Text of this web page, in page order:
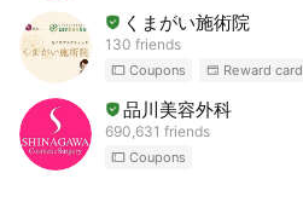
くまがい施術院
130 friends
Coupons Reward card
品川美容外科
690,631 friends
Coupons